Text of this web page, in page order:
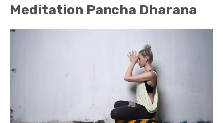
Meditation Pancha Dharana